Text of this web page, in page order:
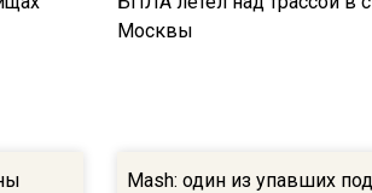
Mash: один из упавших